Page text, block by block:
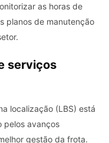
as horas de
planos de manutenção
serviços
localização (LBS) está
pelos avanços
gestão da frota.